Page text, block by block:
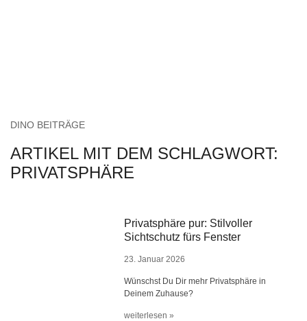
DINO BEITRÄGE
ARTIKEL MIT DEM SCHLAGWORT:
PRIVATSPHÄRE
Privatsphäre pur: Stilvoller
Sichtschutz fürs Fenster
23. Januar 2026
Wünschst Du Dir mehr Privatsphäre in
Deinem Zuhause?
weiterlesen »